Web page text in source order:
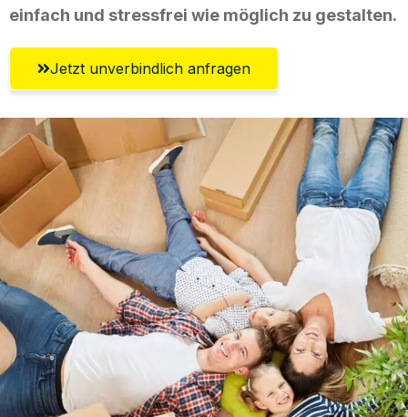
einfach und stressfrei wie möglich zu gestalten.
Jetzt unverbindlich anfragen